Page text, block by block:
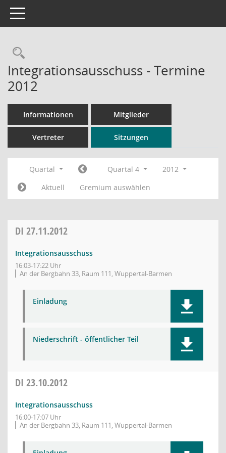
Toggle navigation
Rechercheauswahl
Integrationsausschuss - Termine
2012
Informationen Mitglieder
Vertreter Sitzungen
Quartal Quartal 4
2012
Aktuell
Gremium auswählen
DI 27.11.2012
Integrationsausschuss
16:03-17:22 Uhr
An der Bergbahn 33, Raum 111, Wuppertal-Barmen
Einladung
Niederschrift - öffentlicher Teil
DI 23.10.2012
Integrationsausschuss
16:00-17:07 Uhr
An der Bergbahn 33, Raum 111, Wuppertal-Barmen